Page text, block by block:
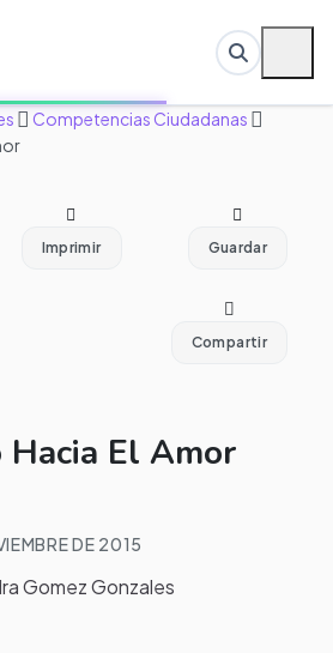
Competencias Ciudadanas
Imprimir Guardar
Compartir
Hacia El Amor
DE 2015
Gomez Gonzales